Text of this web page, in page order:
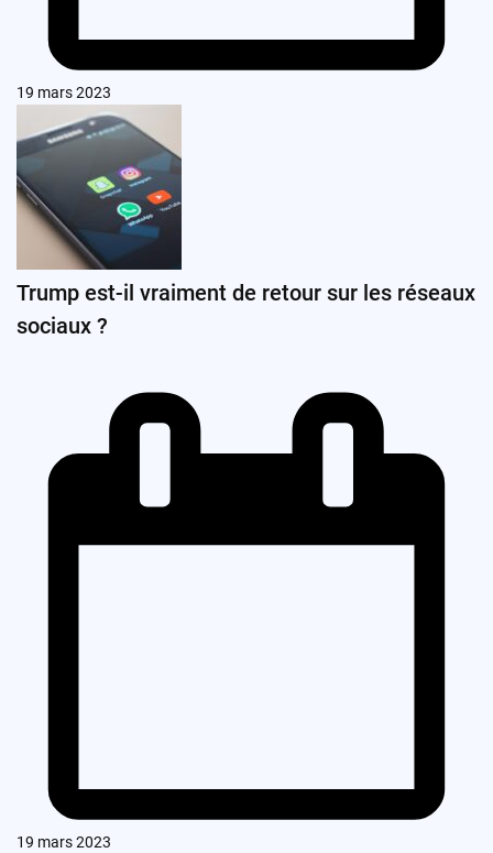
19 mars 2023
Trump est-il vraiment de retour sur les réseaux
sociaux ?
19 mars 2023